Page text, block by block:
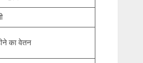
का वेतन